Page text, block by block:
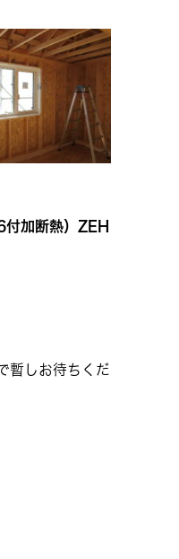
加断熱）ZEH
暫しお待ちくだ